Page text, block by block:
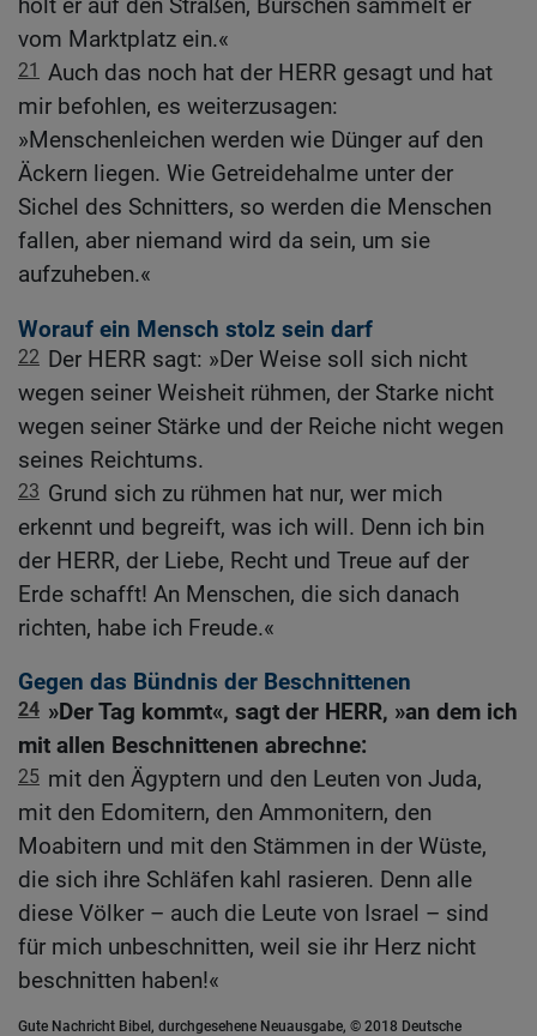
holt er auf den Straßen, Burschen sammelt er
vom Marktplatz ein.«
21 Auch das noch hat der HERR gesagt und hat
mir befohlen, es weiterzusagen:
»Menschenleichen werden wie Dünger auf den
Äckern liegen. Wie Getreidehalme unter der
Sichel des Schnitters, so werden die Menschen
fallen, aber niemand wird da sein, um sie
aufzuheben.«
Worauf ein Mensch stolz sein darf
22 Der HERR sagt: »Der Weise soll sich nicht
wegen seiner Weisheit rühmen, der Starke nicht
wegen seiner Stärke und der Reiche nicht wegen
seines Reichtums.
23 Grund sich zu rühmen hat nur, wer mich
erkennt und begreift, was ich will. Denn ich bin
der HERR, der Liebe, Recht und Treue auf der
Erde schafft! An Menschen, die sich danach
richten, habe ich Freude.«
Gegen das Bündnis der Beschnittenen
24 »Der Tag kommt«, sagt der HERR, »an dem ich
mit allen Beschnittenen abrechne:
25 mit den Ägyptern und den Leuten von Juda,
mit den Edomitern, den Ammonitern, den
Moabitern und mit den Stämmen in der Wüste,
die sich ihre Schläfen kahl rasieren. Denn alle
diese Völker – auch die Leute von Israel – sind
für mich unbeschnitten, weil sie ihr Herz nicht
beschnitten haben!«
Gute Nachricht Bibel, durchgesehene Neuausgabe, © 2018 Deutsche